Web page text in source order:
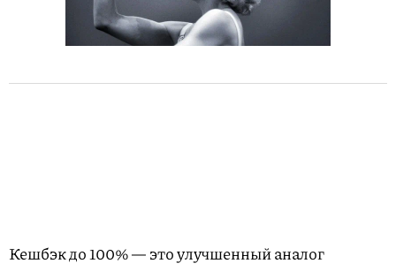
Кешбэк до 100% — это улучшенный аналог